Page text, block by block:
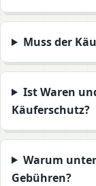
Muss der
Ist Waren
Käuferschutz?
Warum
Gebühren?